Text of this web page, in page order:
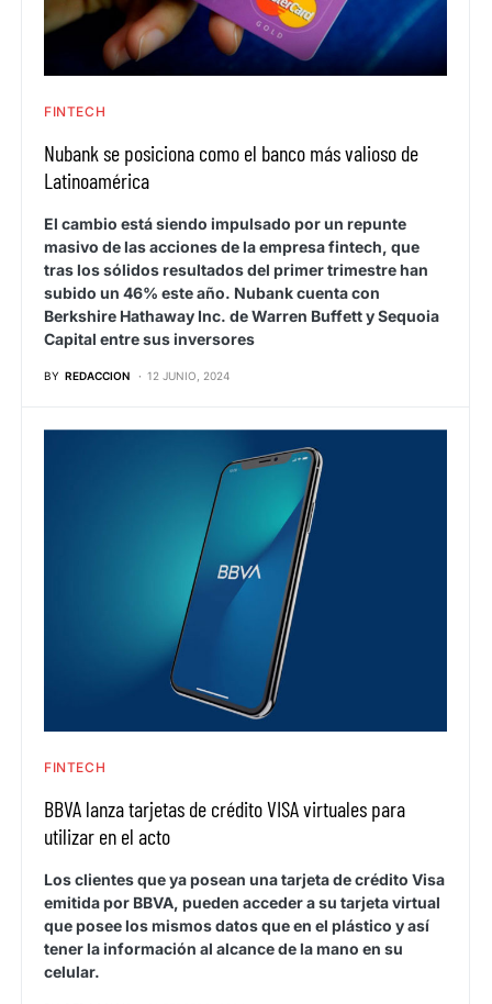
FINTECH
Nubank se posiciona como el banco más valioso de
Latinoamérica
El cambio está siendo impulsado por un repunte
masivo de las acciones de la empresa fintech, que
tras los sólidos resultados del primer trimestre han
subido un 46% este año. Nubank cuenta con
Berkshire Hathaway Inc. de Warren Buffett y Sequoia
Capital entre sus inversores
BY REDACCION 12 JUNIO, 2024
FINTECH
BBVA lanza tarjetas de crédito VISA virtuales para
utilizar en el acto
Los clientes que ya posean una tarjeta de crédito Visa
emitida por BBVA, pueden acceder a su tarjeta virtual
que posee los mismos datos que en el plástico y así
tener la información al alcance de la mano en su
celular.